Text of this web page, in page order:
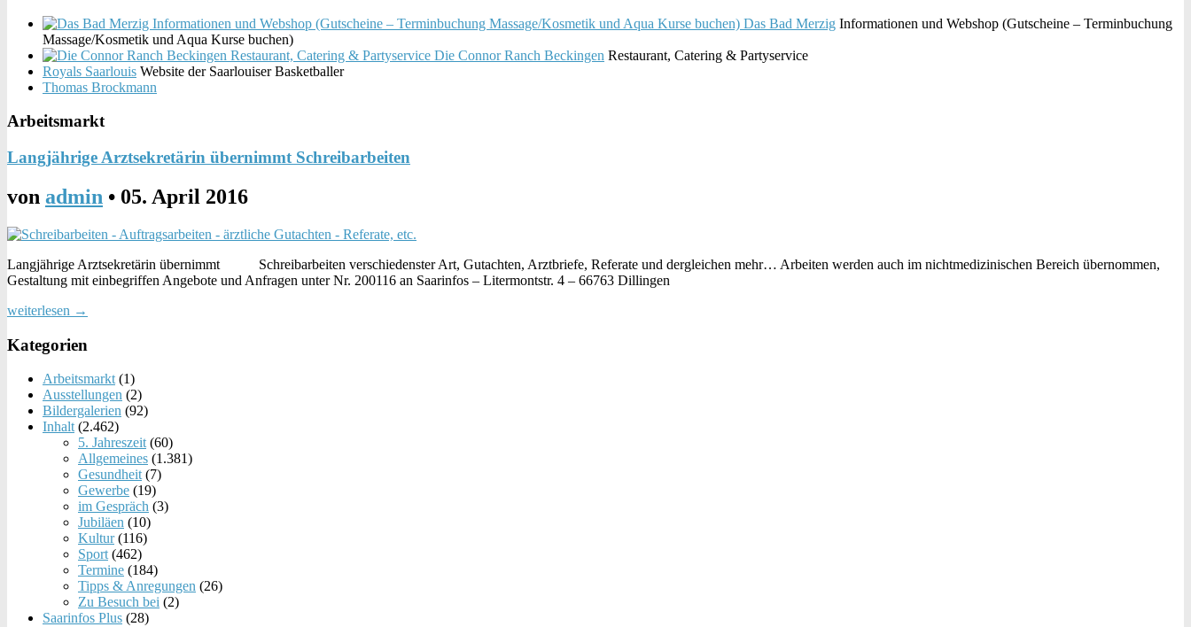
Das Bad Merzig Informationen und Webshop (Gutscheine – Terminbuchung
Massage/Kosmetik und Aqua Kurse buchen)
Die Connor Ranch Beckingen Restaurant, Catering & Partyservice
Royals Saarlouis Website der Saarlouiser Basketballer
Thomas Brockmann
Arbeitsmarkt
Langjährige Arztsekretärin übernimmt Schreibarbeiten
von admin • 05. April 2016
Langjährige Arztsekretärin übernimmt Schreibarbeiten verschiedenster Art, Gutachten, Arztbriefe, Referate und dergleichen mehr… Arbeiten werden auch im nichtmedizinischen Bereich übernommen,
Gestaltung mit einbegriffen Angebote und Anfragen unter Nr. 200116 an Saarinfos – Litermontstr. 4 – 66763 Dillingen
weiterlesen →
Kategorien
Arbeitsmarkt (1)
Ausstellungen (2)
Bildergalerien (92)
Inhalt (2.462)
5. Jahreszeit (60)
Allgemeines (1.381)
Gesundheit (7)
Gewerbe (19)
im Gespräch (3)
Jubiläen (10)
Kultur(116)
Sport (462)
Termine (184)
Tipps & Anregungen (26)
Zu Besuch bei (2)
Saarinfos Plus (28)